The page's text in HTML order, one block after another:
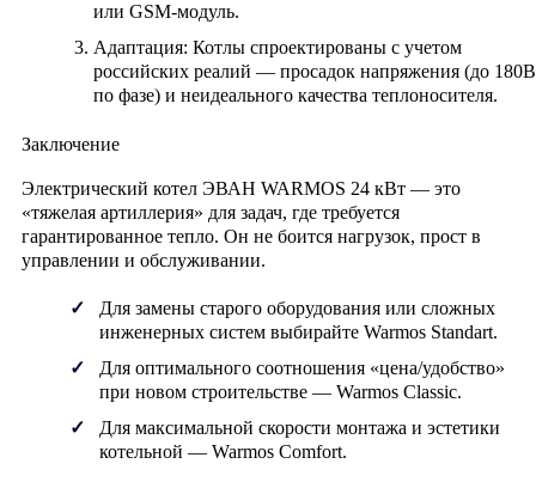
или GSM-модуль.
Адаптация: Котлы спроектированы с учетом
российских реалий — просадок напряжения (до 180В
по фазе) и неидеального качества теплоносителя.
Заключение
Электрический котел ЭВАН WARMOS 24 кВт — это
«тяжелая артиллерия» для задач, где требуется
гарантированное тепло. Он не боится нагрузок, прост в
управлении и обслуживании.
Для замены старого оборудования или сложных
инженерных систем выбирайте Warmos Standart.
Для оптимального соотношения «цена/удобство»
при новом строительстве — Warmos Classic.
Для максимальной скорости монтажа и эстетики
котельной — Warmos Comfort.